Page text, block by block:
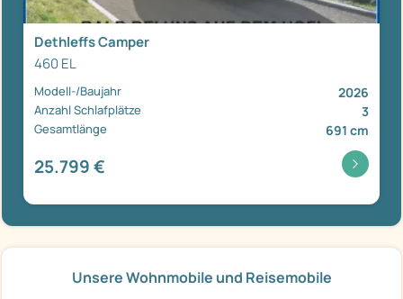
Dethleffs Camper
460 EL
Modell-/Baujahr 2026
Anzahl Schlafplätze 3
Gesamtlänge 691 cm
25.799 €
Unsere Wohnmobile und Reisemobile